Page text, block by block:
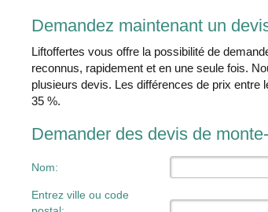
Demandez maintenant un
Liftoffertes vous offre la possibilité de
reconnus, rapidement et en une seule fois.
plusieurs devis. Les différences de prix entre
35 %.
Demander des devis de
Nom:
Entrez ville ou code